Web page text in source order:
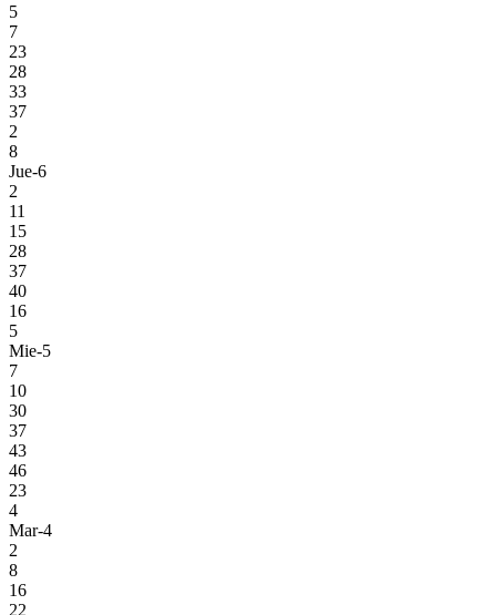
5
7
23
28
33
37
2
8
Jue-6
2
11
15
28
37
40
16
5
Mie-5
7
10
30
37
43
46
23
4
Mar-4
2
8
16
22